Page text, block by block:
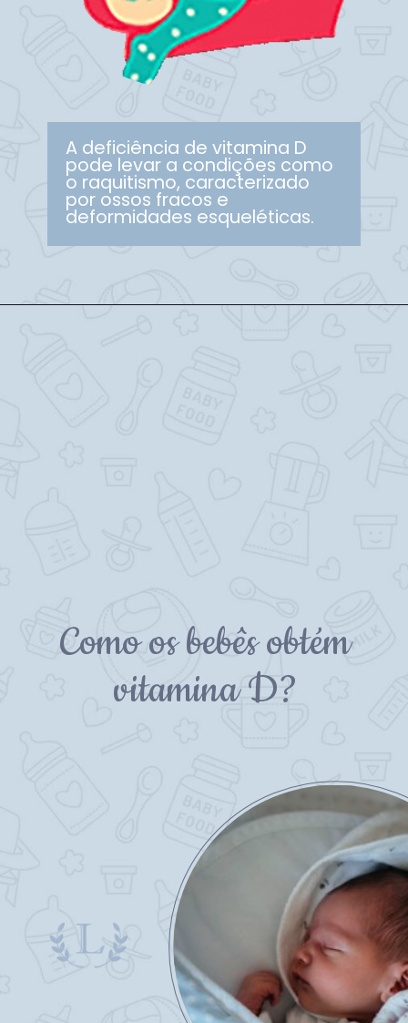
A deficiência de vitamina D
pode levar a condições como
o raquitismo, caracterizado
por ossos fracos e
deformidades esqueléticas.
Como os bebês obtém
vitamina D?